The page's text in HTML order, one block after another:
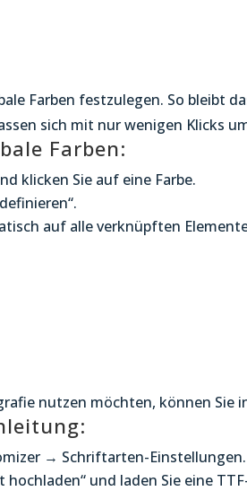
Farben festzulegen. So bleibt
sich mit nur wenigen Klicks
Farben:
klicken Sie auf eine Farbe.
auf alle verknüpften
nutzen möchten, können Sie
→ Schriftarten-Einstellungen.
hochladen“ und laden Sie eine